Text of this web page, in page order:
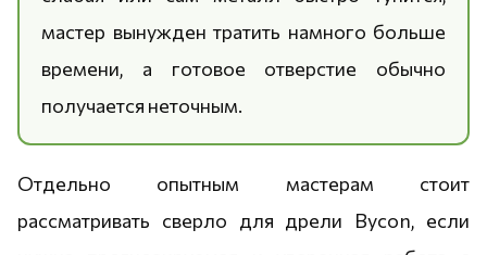
мастер вынужден тратить намного больше
времени, а готовое отверстие обычно
получается неточным.
Отдельно опытным мастерам стоит
рассматривать сверло для дрели Bycon, если